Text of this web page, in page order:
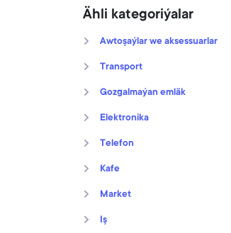
Ähli kategoriýalar
Awtoşaýlar we aksessuarlar
Transport
Gozgalmaýan emläk
Elektronika
Telefon
Kafe
Market
Iş